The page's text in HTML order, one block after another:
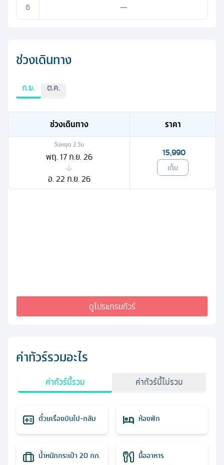
6
—
ช่วงเดินทาง
ก.ย. ต.ค.
ช่วงเดินทาง ราคา
วันหยุด 2วัน
พฤ. 17 ก.ย. 26
อ. 22 ก.ย. 26
15,990
เต็ม
ดูโปรแกรมทัวร์
ค่าทัวร์รวมอะไร
ค่าทัวร์นี้รวม ค่าทัวร์นี้ไม่รวม
ตั๋วเครื่องบินไป-กลับ ห้องพัก
น้ำหนักกระเป๋า 20 กก. มื้ออาหาร